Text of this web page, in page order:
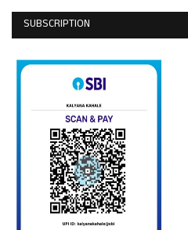
SUBSCRIPTION